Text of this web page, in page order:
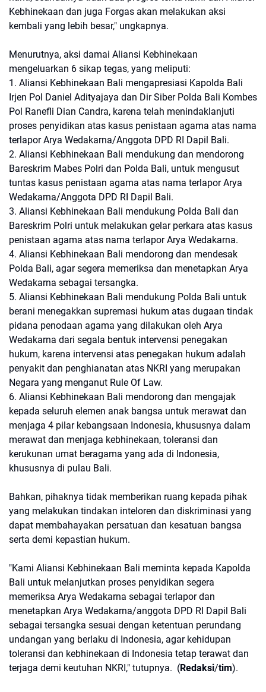
Kebhinekaan dan juga Forgas akan melakukan aksi
kembali yang lebih besar," ungkapnya.
Menurutnya, aksi damai Aliansi Kebhinekaan
mengeluarkan 6 sikap tegas, yang meliputi:
1. Aliansi Kebhinekaan Bali mengapresiasi Kapolda Bali
Irjen Pol Daniel Adityajaya dan Dir Siber Polda Bali Kombes
Pol Ranefli Dian Candra, karena telah menindaklanjuti
proses penyidikan atas kasus penistaan agama atas nama
terlapor Arya Wedakarna/Anggota DPD RI Dapil Bali.
2. Aliansi Kebhinekaan Bali mendukung dan mendorong
Bareskrim Mabes Polri dan Polda Bali, untuk mengusut
tuntas kasus penistaan agama atas nama terlapor Arya
Wedakarna/Anggota DPD RI Dapil Bali.
3. Aliansi Kebhinekaan Bali mendukung Polda Bali dan
Bareskrim Polri untuk melakukan gelar perkara atas kasus
penistaan agama atas nama terlapor Arya Wedakarna.
4. Aliansi Kebhinekaan Bali mendorong dan mendesak
Polda Bali, agar segera memeriksa dan menetapkan Arya
Wedakarna sebagai tersangka.
5. Aliansi Kebhinekaan Bali mendukung Polda Bali untuk
berani menegakkan supremasi hukum atas dugaan tindak
pidana penodaan agama yang dilakukan oleh Arya
Wedakarna dari segala bentuk intervensi penegakan
hukum, karena intervensi atas penegakan hukum adalah
penyakit dan penghianatan atas NKRI yang merupakan
Negara yang menganut Rule Of Law.
6. Aliansi Kebhinekaan Bali mendorong dan mengajak
kepada seluruh elemen anak bangsa untuk merawat dan
menjaga 4 pilar kebangsaan Indonesia, khususnya dalam
merawat dan menjaga kebhinekaan, toleransi dan
kerukunan umat beragama yang ada di Indonesia,
khususnya di pulau Bali.
Bahkan, pihaknya tidak memberikan ruang kepada pihak
yang melakukan tindakan inteloren dan diskriminasi yang
dapat membahayakan persatuan dan kesatuan bangsa
serta demi kepastian hukum.
"Kami Aliansi Kebhinekaan Bali meminta kepada Kapolda
Bali untuk melanjutkan proses penyidikan segera
memeriksa Arya Wedakarna sebagai terlapor dan
menetapkan Arya Wedakarna/anggota DPD RI Dapil Bali
sebagai tersangka sesuai dengan ketentuan perundang
undangan yang berlaku di Indonesia, agar kehidupan
toleransi dan kebhinekaan di Indonesia tetap terawat dan
terjaga demi keutuhan NKRI," tutupnya. (Redaksi/tim).